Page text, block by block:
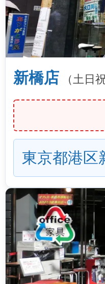
新橋店 （土日
東京都港区